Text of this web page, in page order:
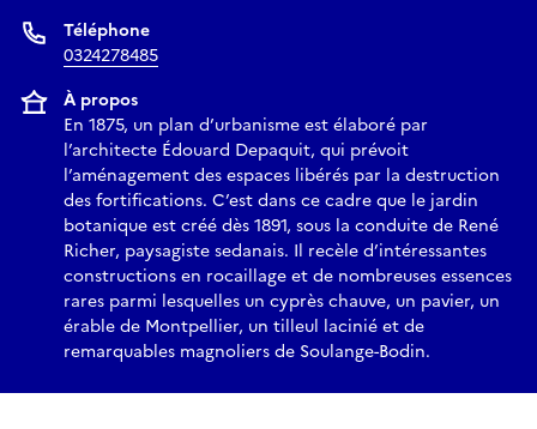
Téléphone
0324278485
À propos
En 1875, un plan d’urbanisme est élaboré par
l’architecte Édouard Depaquit, qui prévoit
l’aménagement des espaces libérés par la destruction
des fortifications. C’est dans ce cadre que le jardin
botanique est créé dès 1891, sous la conduite de René
Richer, paysagiste sedanais. Il recèle d’intéressantes
constructions en rocaillage et de nombreuses essences
rares parmi lesquelles un cyprès chauve, un pavier, un
érable de Montpellier, un tilleul lacinié et de
remarquables magnoliers de Soulange-Bodin.